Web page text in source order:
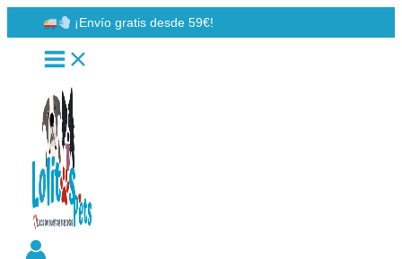
al
contenido
¡Envío gratis desde 59€!